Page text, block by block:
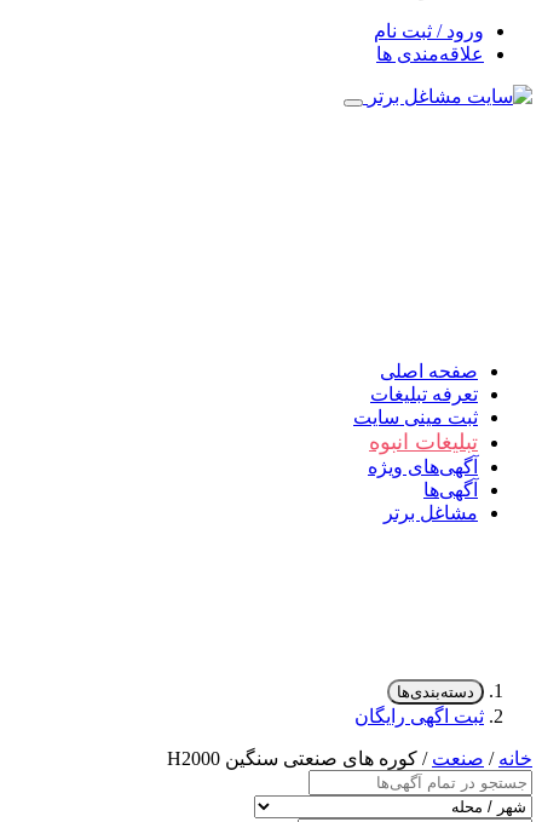
ورود / ثبت نام
علاقه‌مندی ها
صفحه اصلی
تعرفه تبلیغات
ثبت مینی سایت
تبلیغات انبوه
آگهی‌های ویژه
آگهی‌ها
مشاغل برتر
دسته‌بندی‌ها
ثبت اگهی رایگان
/صنعت/ کوره های صنعتی سنگین H2000